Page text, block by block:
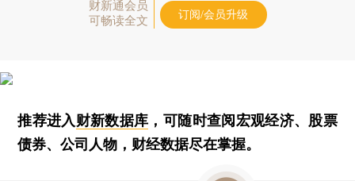
财新通会员
可畅读全文
订阅/会员升级
推荐进入财新数据库 ，可随时查阅宏观经济、股票
债券、公司人物，财经数据尽在掌握。